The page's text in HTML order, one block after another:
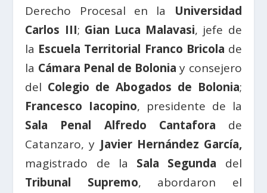
Derecho Procesal en la Universidad
Carlos III; Gian Luca Malavasi, jefe de
la Escuela Territorial Franco Bricola de
la Cámara Penal de Bolonia y consejero
del Colegio de Abogados de Bolonia;
Francesco Iacopino, presidente de la
Sala Penal Alfredo Cantafora de
Catanzaro, y Javier Hernández García,
magistrado de la Sala Segunda del
Tribunal Supremo, abordaron el